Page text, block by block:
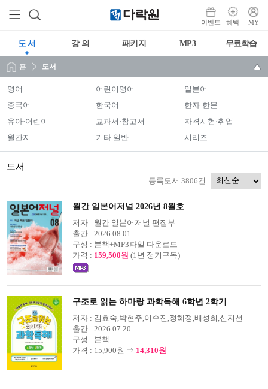
이벤트 혜택 MY
도 서 강 의 패키지 MP3 무료학습
홈 도서
영어 어린이영어
일본어
중국어
한국어
한자·한문
유아·어린이
교과서·참고서
자격시험·취업
월간지
기타 일반 시리즈
도서
등록도서 3806건
월간 일본어저널 2026년 8월호
저자 : 월간 일본어저널 편집부
출간 : 2026.08.01
구성 : 본책+MP3파일 다운로드
가격 : 159,500원 (1년 정기구독)
구조로 읽는 하마랑 과학독해 6학년 2학기
저자 : 김효숙,박현주,이수진,정혜정,배성희,신지선
출간 : 2026.07.20
구성 : 본책
가격 : 15,900원 ⇒ 14,310원